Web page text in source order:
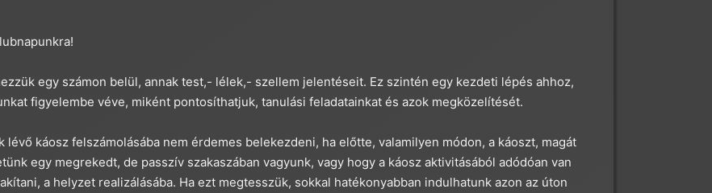
egy számon belül, annak test,- lélek,- szellem jelentéseit. Ez szintén egy kezdeti lépés ahhoz,
figyelembe véve, miként pontosíthatjuk, tanulási feladatainkat és azok megközelítését.
káosz felszámolásába nem érdemes belekezdeni, ha előtte, valamilyen módon, a káoszt, magát
egy megrekedt, de passzív szakaszában vagyunk, vagy hogy a káosz aktivitásából adódóan van
a helyzet realizálásába. Ha ezt megtesszük, sokkal hatékonyabban indulhatunk azon az úton